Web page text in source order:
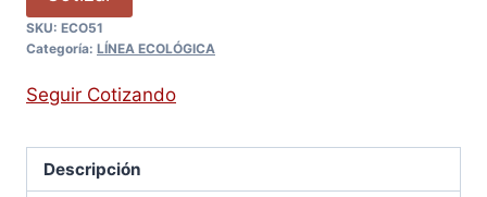
SKU: ECO51
Categoría: LÍNEA ECOLÓGICA
Seguir Cotizando
Descripción